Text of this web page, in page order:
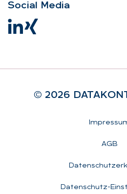
So­ci­al Me­dia
© 2026
AGB
Datenschutz-